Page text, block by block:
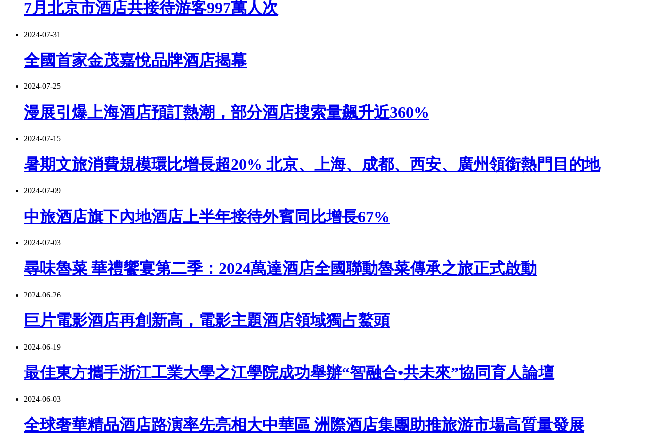
7月北京市酒店共接待游客997萬人次
2024-07-31
全國首家金茂嘉悅品牌酒店揭幕
2024-07-25
漫展引爆上海酒店預訂熱潮，部分酒店搜索量飆升近360%
2024-07-15
暑期文旅消費規模環比增長超20% 北京、上海、成都、西安、廣州領銜熱門目的地
2024-07-09
中旅酒店旗下內地酒店上半年接待外賓同比增長67%
2024-07-03
尋味魯菜 華禮饗宴第二季：2024萬達酒店全國聯動魯菜傳承之旅正式啟動
2024-06-26
巨片電影酒店再創新高，電影主題酒店領域獨占鰲頭
2024-06-19
最佳東方攜手浙江工業大學之江學院成功舉辦“智融合•共未來”協同育人論壇
2024-06-03
全球奢華精品酒店路演率先亮相大中華區 洲際酒店集團助推旅游市場高質量發展